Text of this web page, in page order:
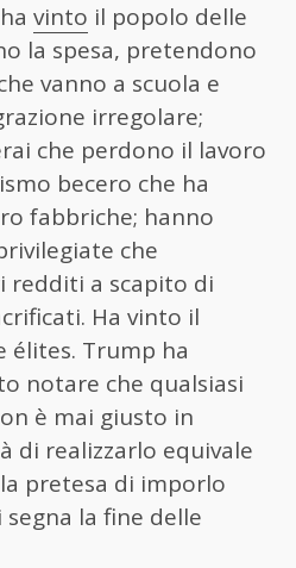
vinto il popolo delle
la spesa, pretendono
vanno a scuola e
irregolare;
che perdono il lavoro
becero che ha
fabbriche; hanno
che
redditi a scapito di
Ha vinto il
élites. Trump ha
notare che qualsiasi
è mai giusto in
di realizzarlo equivale
pretesa di imporlo
la fine delle